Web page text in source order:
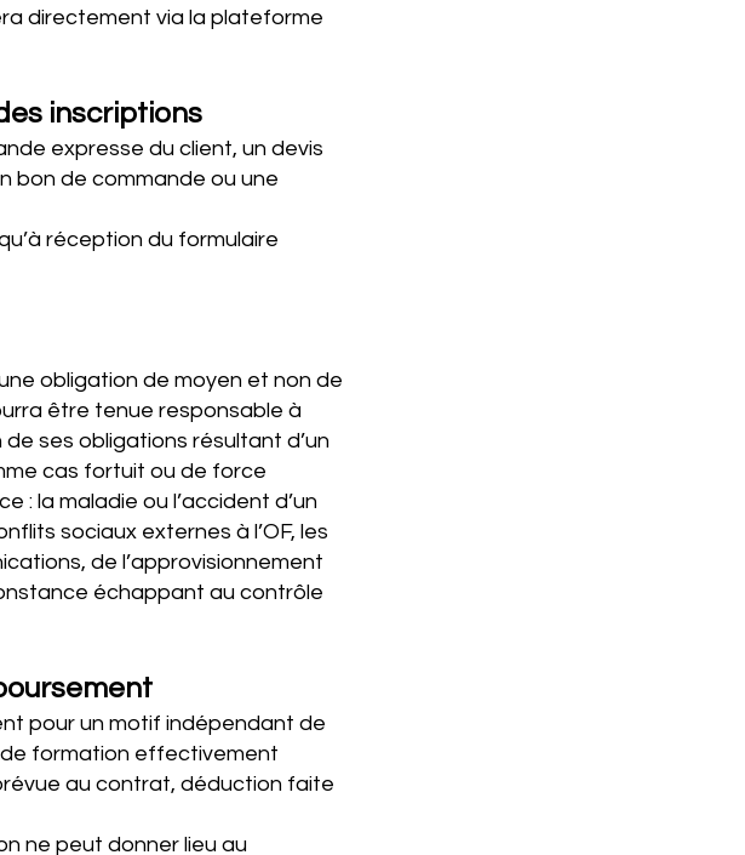
directement via la plateforme
inscriptions
expresse du client, un devis
bon de commande ou une
réception du formulaire
obligation de moyen et non de
être tenue responsable à
ses obligations résultant d’un
cas fortuit ou de force
: la maladie ou l’accident d’un
sociaux externes à l’OF, les
de l’approvisionnement
échappant au contrôle
pour un motif indépendant de
formation effectivement
au contrat, déduction faite
ne peut donner lieu au